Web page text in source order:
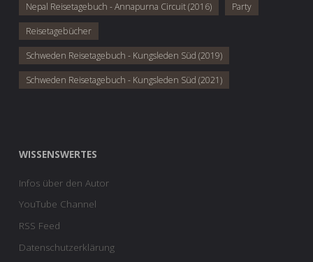
Nepal Reisetagebuch - Annapurna Circuit (2016) Party
Reisetagebücher
Schweden Reisetagebuch - Kungsleden Süd (2019)
Schweden Reisetagebuch - Kungsleden Süd (2021)
WISSENSWERTES
Infos über den Autor
YouTube Channel
RSS Feed
Datenschutzerklärung